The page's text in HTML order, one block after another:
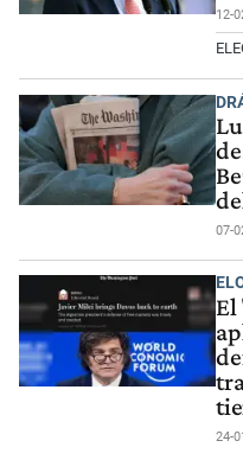
12-
07-
El
24-